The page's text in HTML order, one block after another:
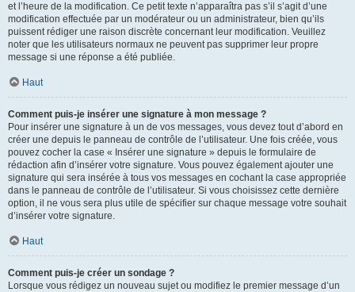
et l’heure de la modification. Ce petit texte n’apparaîtra pas s’il s’agit d’une
modification effectuée par un modérateur ou un administrateur, bien qu’ils
puissent rédiger une raison discrète concernant leur modification. Veuillez
noter que les utilisateurs normaux ne peuvent pas supprimer leur propre
message si une réponse a été publiée.
Haut
Comment puis-je insérer une signature à mon message ?
Pour insérer une signature à un de vos messages, vous devez tout d’abord en
créer une depuis le panneau de contrôle de l’utilisateur. Une fois créée, vous
pouvez cocher la case « Insérer une signature » depuis le formulaire de
rédaction afin d’insérer votre signature. Vous pouvez également ajouter une
signature qui sera insérée à tous vos messages en cochant la case appropriée
dans le panneau de contrôle de l’utilisateur. Si vous choisissez cette dernière
option, il ne vous sera plus utile de spécifier sur chaque message votre souhait
d’insérer votre signature.
Haut
Comment puis-je créer un sondage ?
Lorsque vous rédigez un nouveau sujet ou modifiez le premier message d’un